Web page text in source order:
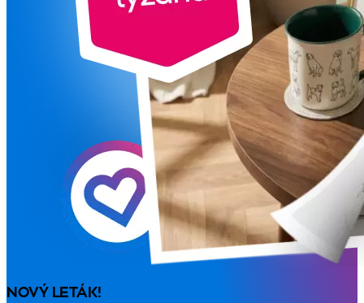
NOVÝ LETÁK!